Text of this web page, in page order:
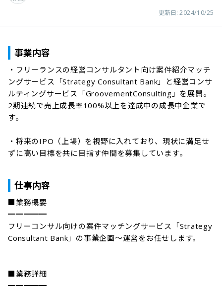
更新日: 2024/10/25
事業内容
・フリーランスの経営コンサルタント向け案件紹介マッチ
ングサービス「Strategy Consultant Bank」と経営コンサ
ルティングサービス「GroovementConsulting」を展開。
2期連続で売上成長率100%以上を達成中の成長中企業で
す。
・将来のIPO（上場）を視野に入れており、現状に満足せ
ずに高い目標を共に目指す仲間を募集しています。
仕事内容
■業務概要
━━━━━
フリーコンサル向けの案件マッチングサービス「Strategy
Consultant Bank」の事業企画～運営をお任せします。
■業務詳細
━━━━━